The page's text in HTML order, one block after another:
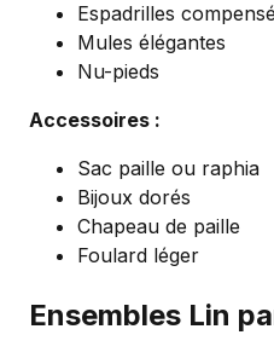
Espadrilles
Mules élégantes
Nu-pieds
Accessoires :
Sac paille ou raphia
Bijoux dorés
Chapeau de paille
Foulard léger
Ensembles Lin